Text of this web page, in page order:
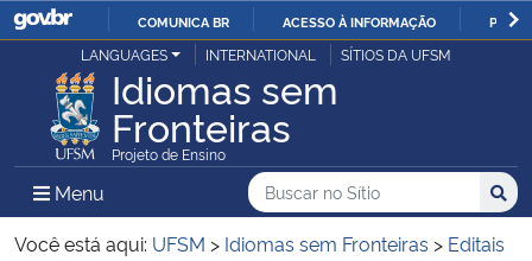
IR
PARA
O
COMUNICA BR ACESSO À INFORMAÇÃO
Ministério da Justiça e Segurança Pública
Ministério da Defesa
Ministério das Relações Exteriores
LANGUAGES INTERNATIONAL SÍTIOS DA UFSM
Idiomas sem
Fronteiras
Projeto de Ensino
Menu Menu Principal do Sítio
Busca
Buscar no no Sítio
Busca:
Você está aqui: UFSM > Idiomas sem Fronteiras > Editais